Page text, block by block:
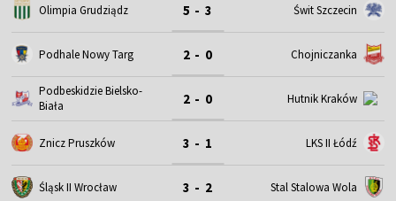
Olimpia Grudziądz 5 - 3 Świt Szczecin
Podhale Nowy Targ 2 - 0 Chojniczanka
Podbeskidzie Bielsko-
Biała
2 - 0 Hutnik Kraków
Znicz Pruszków 3 - 1 LKS II Łódź
Śląsk II Wrocław 3 - 2 Stal Stalowa Wola